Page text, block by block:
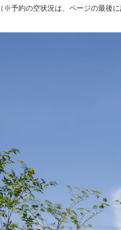
（※予約の空状況は、ページの最後に